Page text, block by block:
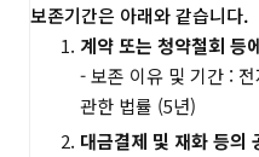
보존기간은 아래와 같습니다.
계약 또는 청약철회 등
- 보존 이유 및 기간 :
관한 법률 (5년)
대금결제 및 재화 등의